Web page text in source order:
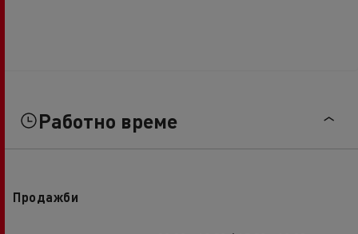
Работно време
Продажби